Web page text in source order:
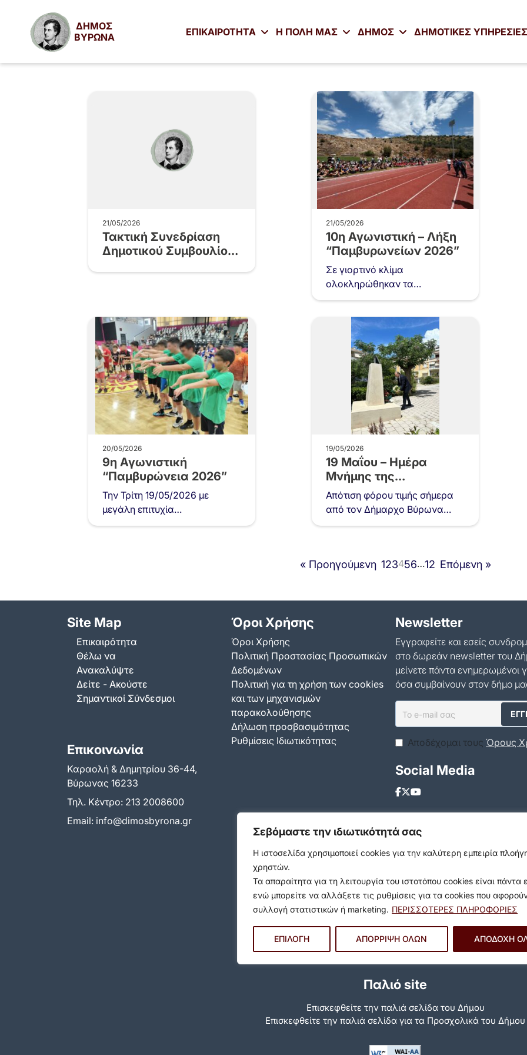
Σεβόμαστε την ιδιωτικότητά σας
Η ιστοσελίδα χρησιμοποιεί cookies για την καλύτερη εμπειρία
χρηστών.
Τα απαραίτητα για τη λειτουργία του ιστοτόπου cookies είναι πάντα
ενώ μπορείτε να αλλάξετε τις ρυθμίσεις για τα cookies που
συλλογή στατιστικών ή marketing. ΠΕΡΙΣΣΟΤΕΡΕΣ ΠΛΗΡΟΦΟΡΙΕΣ
ΕΠΙΛΟΓΗ ΑΠΟΡΡΙΨΗ ΟΛΩΝ ΑΠΟΔΟΧΗ
ΔΗΜΟΣ
ΒΥΡΩΝΑ
ΕΠΙΚΑΙΡΟΤΗΤΑ Η ΠΟΛΗ ΜΑΣ ΔΗΜΟΣ ΔΗΜΟΤΙΚΕΣ ΥΠΗΡΕΣΙΕΣ
21/05/2026
Τακτική Συνεδρίαση
Δημοτικού Συμβουλίου,
21/05/2026
10η Αγωνιστική – Λήξη
“Παμβυρωνείων 2026”
Σε γιορτινό κλίμα
ολοκληρώθηκαν τα
Παμβυρώνεια 2026 Με
πραγματικά γιορτινή
ατμόσφαιρα έπεσε την Τετάρτη
20/05/2026…
20/05/2026
9η Αγωνιστική
“Παμβυρώνεια 2026”
Την Τρίτη 19/05/2026 με
μεγάλη επιτυχία
ολοκληρώθηκε και η 9η
19/05/2026
19 Μαΐου – Ημέρα
Μνήμης της
Γενοκτονίας των
Ποντίων
Απότιση φόρου τιμής σήμερα
από τον Δήμαρχο Βύρωνα
Αλέξη Σωτηρόπουλο στο λιτό
« Προηγούμενη 123456…12 Επόμενη »
Site Map
Επικαιρότητα
Θέλω να
Ανακαλύψτε
Δείτε - Ακούστε
Σημαντικοί Σύνδεσμοι
Επικοινωνία
Καραολή & Δημητρίου 36-44,
Βύρωνας 16233
Τηλ. Κέντρο: 213 2008600
Email: info@dimosbyrona.gr
Όροι Χρήσης
Όροι Χρήσης
Πολιτική Προστασίας Προσωπικών
Δεδομένων
Πολιτική για τη χρήση των cookies
και των μηχανισμών
παρακολούθησης
Δήλωση προσβασιμότητας
Ρυθμίσεις Ιδιωτικότητας
Newsletter
Εγγραφείτε και εσείς
στο δωρεάν newsletter του
μείνετε πάντα ενημερωμένοι
όσα συμβαίνουν στον δήμο
Αποδέχομαι τους Όρους
Social Media
Παλιό site
Επισκεφθείτε την παλιά σελίδα του Δήμου
Eπισκεφθείτε την παλιά σελίδα για τα Προσχολικά του Δήμου